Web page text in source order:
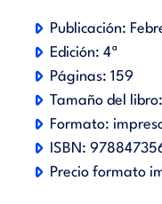
Publicación:
Edición: 4ª
Páginas: 159
Tamaño del libro:
Formato:
ISBN:
Precio formato